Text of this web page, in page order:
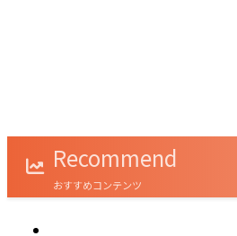
Recommend
おすすめコンテンツ